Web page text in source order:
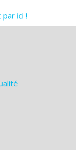
par ici !